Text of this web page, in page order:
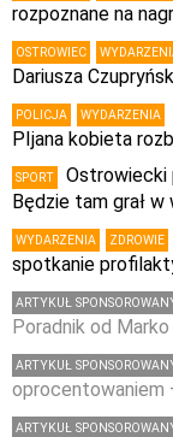
rozpoznane na
OSTROWIEC
Dariusza
POLICJA WYDARZENIA
PIjana kobieta
SPORT
Ostrowiecki
Będzie tam grał w
WYDARZENIA ZDROWIE
spotkanie
ARTYKUŁ
Poradnik od Marko
ARTYKUŁ
oprocentowaniem
ARTYKUŁ